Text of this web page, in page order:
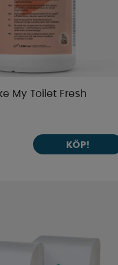
My Toilet Fresh
KÖP!